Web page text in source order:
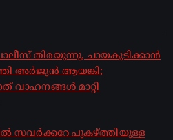
തിരയുന്നു, ചായകുടിക്കാൻ
അർജുൻ ആയങ്കി;
വാഹനങ്ങൾ മാറ്റി
സവർക്കറേ പുകഴ്ത്തിയുള്ള